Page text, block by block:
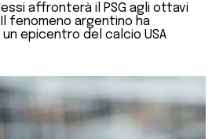
affronterà il PSG agli ottavi
fenomeno argentino ha
epicentro del calcio USA